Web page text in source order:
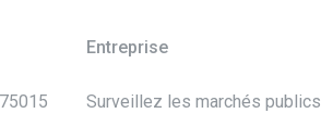
Entreprise
Surveillez les marchés publics